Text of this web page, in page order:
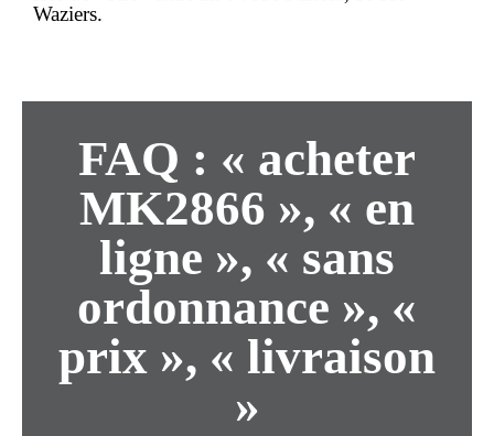
Waziers.
FAQ : « acheter
MK2866 », « en
ligne », « sans
ordonnance », «
prix », « livraison
»